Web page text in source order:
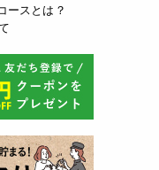
ースとは？